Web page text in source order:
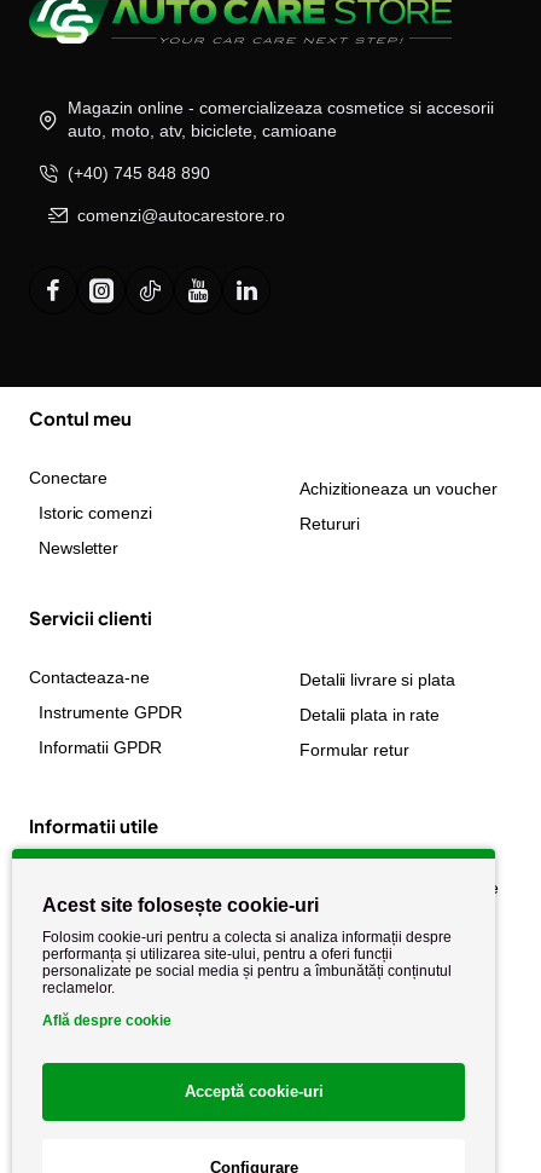
Magazin online - comercializeaza cosmetice si accesorii
auto, moto, atv, biciclete, camioane
(+40) 745 848 890
comenzi@autocarestore.ro
Contul meu
Conectare
Istoric comenzi
Newsletter
Achizitioneaza un voucher
Retururi
Servicii clienti
Contacteaza-ne
Instrumente GPDR
Informatii GPDR
Detalii livrare si plata
Detalii plata in rate
Formular retur
Informatii utile
Politica de cookie
Politica de confidențialitate
Termeni si conditii
Acest site folosește cookie-uri
Folosim cookie-uri pentru a colecta si analiza informații despre
performanța și utilizarea site-ului, pentru a oferi funcții
personalizate pe social media și pentru a îmbunătăți conținutul
reclamelor.
Află despre cookie
Acceptă cookie-uri
Configurare